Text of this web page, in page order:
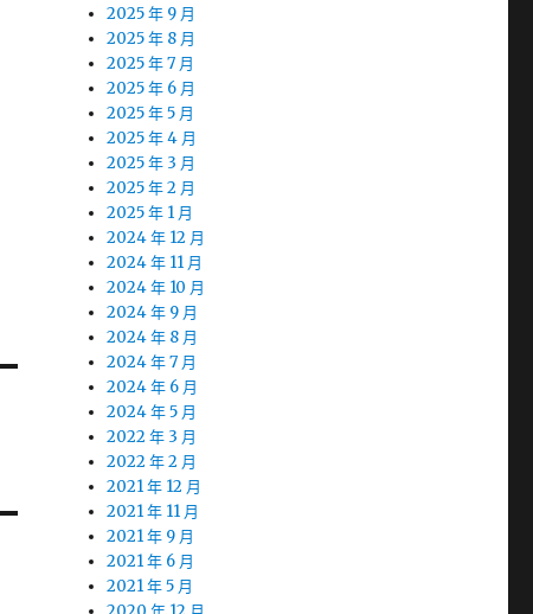
2025 年 9 月
2025 年 8 月
2025 年 7 月
2025 年 6 月
2025 年 5 月
2025 年 4 月
2025 年 3 月
2025 年 2 月
2025 年 1 月
2024 年 12 月
2024 年 11 月
2024 年 10 月
2024 年 9 月
2024 年 8 月
2024 年 7 月
2024 年 6 月
2024 年 5 月
2022 年 3 月
2022 年 2 月
2021 年 12 月
2021 年 11 月
2021 年 9 月
2021 年 6 月
2021 年 5 月